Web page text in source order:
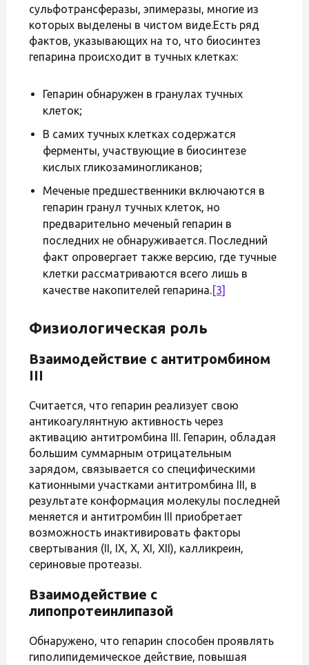
сульфотрансферазы, эпимеразы, многие из
которых выделены в чистом виде.Есть ряд
фактов, указывающих на то, что биосинтез
гепарина происходит в тучных клетках:
Гепарин обнаружен в гранулах тучных
клеток;
В самих тучных клетках содержатся
ферменты, участвующие в биосинтезе
кислых гликозаминогликанов;
Меченые предшественники включаются в
гепарин гранул тучных клеток, но
предварительно меченый гепарин в
последних не обнаруживается. Последний
факт опровергает также версию, где тучные
клетки рассматриваются всего лишь в
качестве накопителей гепарина.[3]
Физиологическая роль
Взаимодействие с антитромбином
III
Считается, что гепарин реализует свою
антикоагулянтную активность через
активацию антитромбина III. Гепарин, обладая
большим суммарным отрицательным
зарядом, связывается со специфическими
катионными участками антитромбина III, в
результате конформация молекулы последней
меняется и антитромбин III приобретает
возможность инактивировать факторы
свертывания (II, IX, X, XI, XII), калликреин,
сериновые протеазы.
Взаимодействие с
липопротеинлипазой
Обнаружено, что гепарин способен проявлять
гиполипидемическое действие, повышая